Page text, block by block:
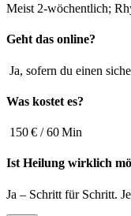
Meist 2‑wöchentlich;
Geht das online?
Ja, sofern du einen
Was kostet es?
150 € / 60 Min
Ist Heilung wirklich
Ja – Schritt für Schritt.